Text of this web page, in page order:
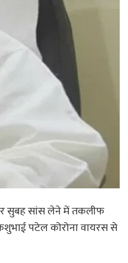
सुबह सांस लेने में तकलीफ
पटेल कोरोना वायरस से